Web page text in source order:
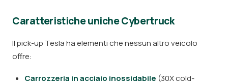
Caratteristiche uniche Cybertruck
Il pick-up Tesla ha elementi che nessun altro veicolo
offre:
Carrozzeria in acciaio inossidabile (30X cold-